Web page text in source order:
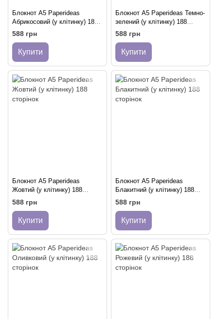
Блокнот A5 Paperideas
Абрикосовий (у клітинку) 188
сторінок
588 грн
Купити
Блокнот A5 Paperideas Темно-
зелений (у клітинку) 188
сторінок
588 грн
Купити
Блокнот A5 Paperideas
Жовтий (у клітинку) 188
сторінок
588 грн
Купити
Блокнот A5 Paperideas
Блакитний (у клітинку) 188
сторінок
588 грн
Купити